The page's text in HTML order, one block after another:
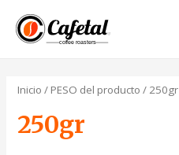
Inicio / PESO del producto / 250gr
250gr